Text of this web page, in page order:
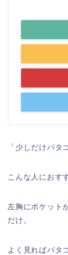
「少しだけパタ
こんな人におす
左胸にポケット
だけ。
よく見ればパタ